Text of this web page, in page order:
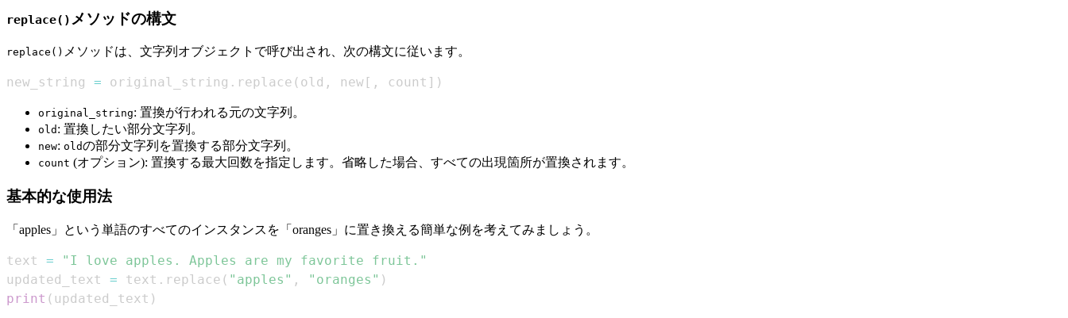
replace() メソッドの構文
replace() メソッドは、文字列オブジェクトで呼び出され、次の構文に従います。
new_string = original_string . replace ( old , new [ , count ] )
original_string: 置換が行われる元の文字列。
old : 置換したい部分文字列。
new: oldの部分文字列を置換する部分文字列。
count (オプション): 置換する最大回数を指定します。省略した場合、すべての出現箇所が置換されます。
基本的な使用法
「apples」という単語のすべてのインスタンスを「oranges」に置き換える簡単な例を考えてみましょう。
text =
"I love apples. Apples are my favorite fruit."
updated_text = text . replace ( "apples" , "oranges" )
print ( updated_text )